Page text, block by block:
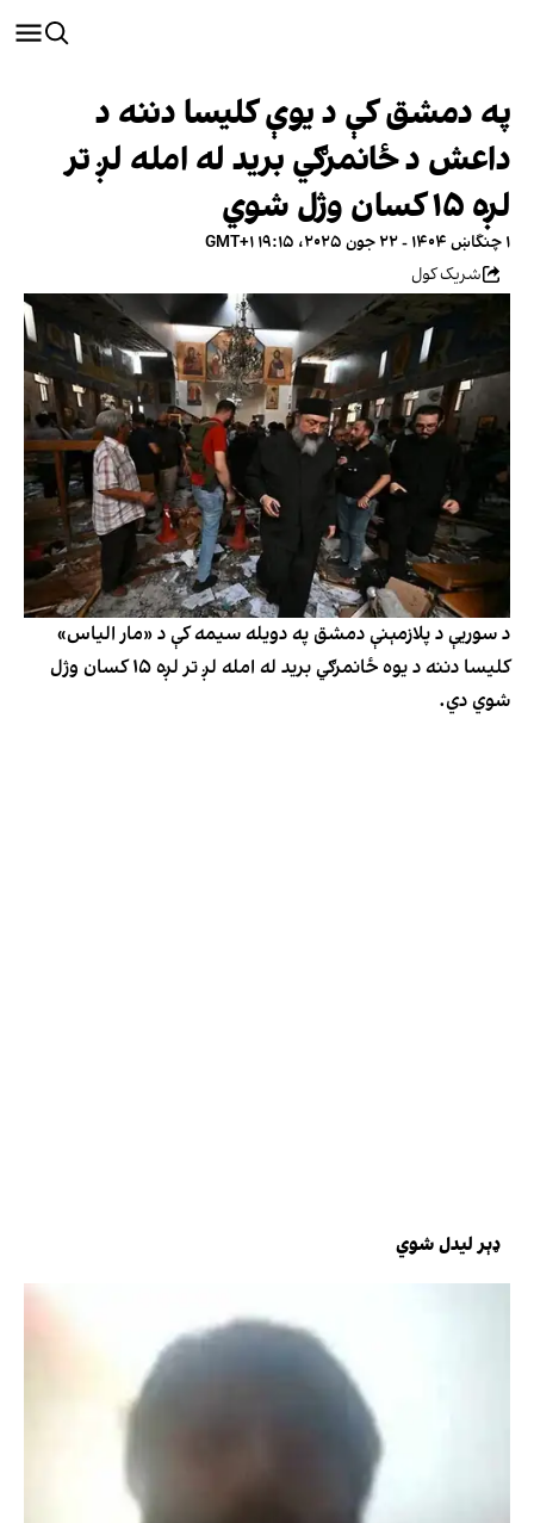
په دمشق کې د یوې کلیسا دننه د
داعش د ځانمرګي برید له امله لږ تر
لږه ۱۵ کسان وژل شوي
۱ چنگاښ ۱۴۰۴ - ۲۲ جون ۲۰۲۵، ۱۹:۱۵ GMT+۱
شریک کول
د سوریې د پلازمېنې دمشق په دویله سیمه کې د «مار الیاس»
کلیسا دننه د یوه ځانمرګي برید له امله لږ تر لږه ۱۵ کسان وژل
شوي دي.
ډېر لیدل شوي